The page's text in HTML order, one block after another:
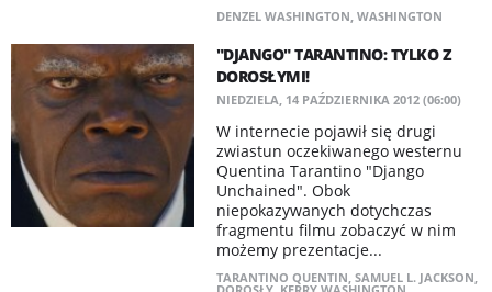
DENZEL WASHINGTON, WASHINGTON
"DJANGO" TARANTINO: TYLKO Z
DOROSŁYMI!
NIEDZIELA, 14 PAŹDZIERNIKA 2012 (06:00)
W internecie pojawił się drugi
zwiastun oczekiwanego westernu
Quentina Tarantino "Django
Unchained". Obok
niepokazywanych dotychczas
fragmentu filmu zobaczyć w nim
możemy prezentacje...
TARANTINO QUENTIN, SAMUEL L. JACKSON,